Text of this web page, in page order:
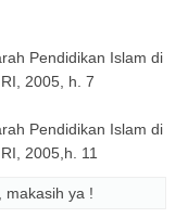
Pendidikan Islam di
2005, h. 7
Pendidikan Islam di
2005,h. 11
makasih ya !